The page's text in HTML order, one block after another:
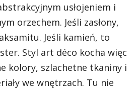
usłojeniem i
orzechem. Jeśli zasłony,
Jeśli kamień, to
Styl art déco kocha więc
kolory, szlachetne tkaniny i
we wnętrzach. Tu nie